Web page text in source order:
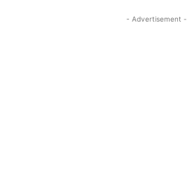
- Advertisement -